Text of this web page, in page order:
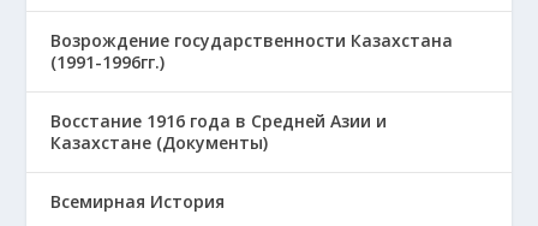
Возрождение государственности Казахстана
(1991-1996гг.)
Восстание 1916 года в Средней Азии и
Казахстане (Документы)
Всемирная История